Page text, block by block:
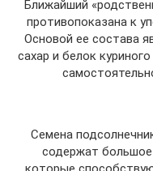
Ближайший
противопоказана к
Основой ее состава
сахар и белок
Семена
содержат